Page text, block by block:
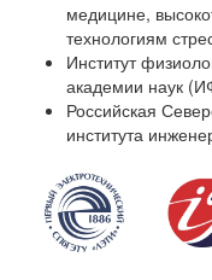
медицине,
технологиям
Институт
академии наук
Российская
института